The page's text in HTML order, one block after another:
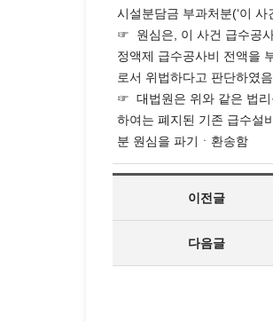
시설분담금 부과처분(‘이
☞ 원심은, 이 사건 급수공사
정액제 급수공사비 전액을
로서 위법하다고 판단하였음
☞ 대법원은 위와 같은 법리
하여는 폐지된 기존 급수설
분 원심을 파기ㆍ환송함
이전글
다음글